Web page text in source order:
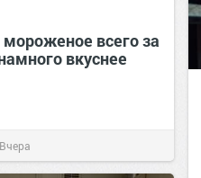
всего за
вкуснее
Вчера